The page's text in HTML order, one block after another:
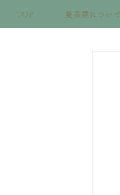
TOP 曼荼羅について